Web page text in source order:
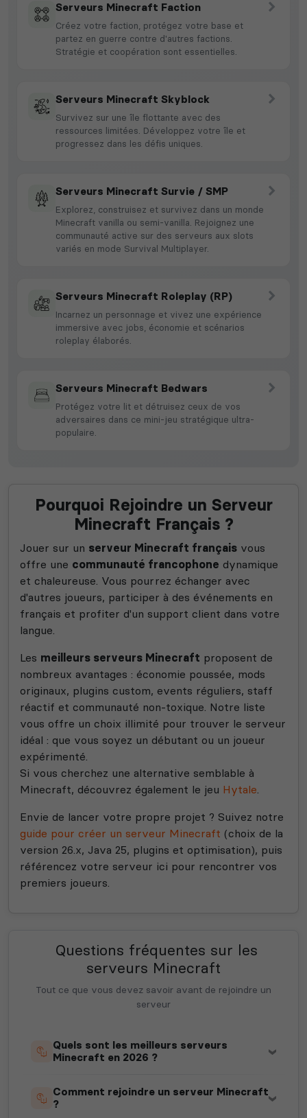
Serveurs Minecraft Faction
Créez votre faction, protégez votre base et
partez en guerre contre d'autres factions.
Stratégie et coopération sont essentielles.
Serveurs Minecraft Skyblock
Survivez sur une île flottante avec des
ressources limitées. Développez votre île et
progressez dans les défis uniques.
Serveurs Minecraft Survie / SMP
Explorez, construisez et survivez dans un monde
Minecraft vanilla ou semi-vanilla. Rejoignez une
communauté active sur des serveurs aux slots
variés en mode Survival Multiplayer.
Serveurs Minecraft Roleplay (RP)
Incarnez un personnage et vivez une expérience
immersive avec jobs, économie et scénarios
roleplay élaborés.
Serveurs Minecraft Bedwars
Protégez votre lit et détruisez ceux de vos
adversaires dans ce mini-jeu stratégique ultra-
populaire.
Pourquoi Rejoindre un Serveur
Minecraft Français ?
Jouer sur un serveur Minecraft français vous
offre une communauté francophone dynamique
et chaleureuse. Vous pourrez échanger avec
d'autres joueurs, participer à des événements en
français et profiter d'un support client dans votre
langue.
Les meilleurs serveurs Minecraft proposent de
nombreux avantages : économie poussée, mods
originaux, plugins custom, events réguliers, staff
réactif et communauté non-toxique. Notre liste
vous offre un choix illimité pour trouver le serveur
idéal : que vous soyez un débutant ou un joueur
expérimenté.
Si vous cherchez une alternative semblable à
Minecraft, découvrez également le jeu Hytale.
Envie de lancer votre propre projet ? Suivez notre
guide pour créer un serveur Minecraft (choix de la
version 26.x, Java 25, plugins et optimisation), puis
référencez votre serveur ici pour rencontrer vos
premiers joueurs.
Questions fréquentes sur les
serveurs Minecraft
Tout ce que vous devez savoir avant de rejoindre un
serveur
Quels sont les meilleurs serveurs
Minecraft en 2026 ?
Comment rejoindre un serveur Minecraft
?